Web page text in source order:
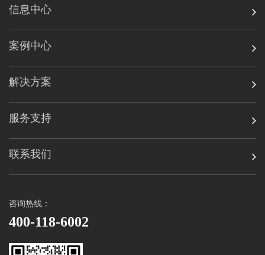
信息中心
案例中心
解决方案
服务支持
联系我们
咨询热线：
400-118-6002